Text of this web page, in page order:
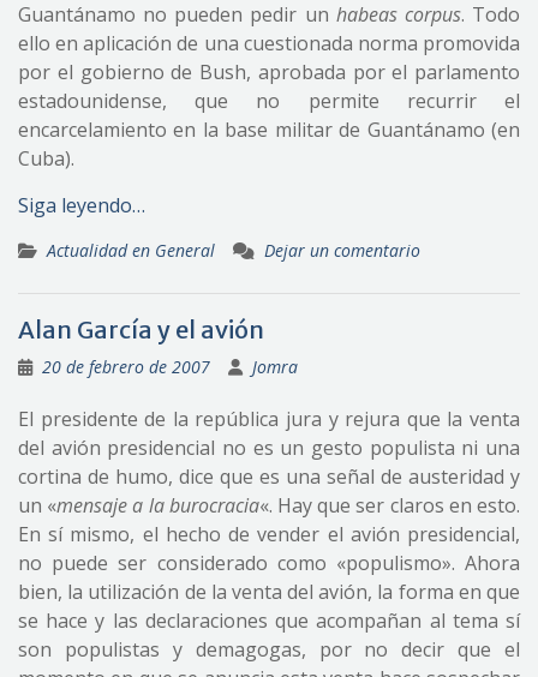
Guantánamo no pueden pedir un habeas corpus. Todo
ello en aplicación de una cuestionada norma promovida
por el gobierno de Bush, aprobada por el parlamento
estadounidense, que no permite recurrir el
encarcelamiento en la base militar de Guantánamo (en
Cuba).
Siga leyendo…
Actualidad en General Dejar un comentario
Alan García y el avión
20 de febrero de 2007 Jomra
El presidente de la república jura y rejura que la venta
del avión presidencial no es un gesto populista ni una
cortina de humo, dice que es una señal de austeridad y
un «mensaje a la burocracia«. Hay que ser claros en esto.
En sí mismo, el hecho de vender el avión presidencial,
no puede ser considerado como «populismo». Ahora
bien, la utilización de la venta del avión, la forma en que
se hace y las declaraciones que acompañan al tema sí
son populistas y demagogas, por no decir que el